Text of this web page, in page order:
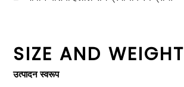
SIZE AND WEIGHT
उत्पादन स्वरूप